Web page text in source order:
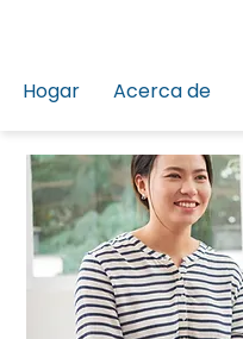
Hogar Acerca de